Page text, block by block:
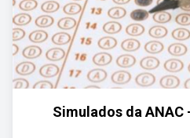
Simulados da ANAC